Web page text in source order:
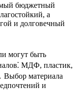
бюджетный
а
и долговечный
могут быть
МДФ, пластик,
Выбор материала
и